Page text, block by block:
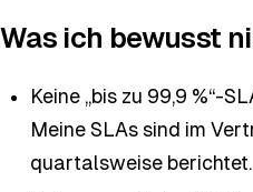
Was ich bewusst
Keine „bis zu 99,9 %“-
Meine SLAs sind im
quartalsweise berichtet.